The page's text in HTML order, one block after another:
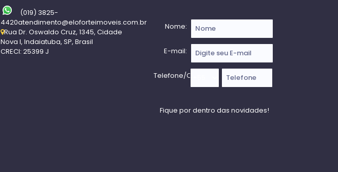
(019) 3825-
4420atendimento@eloforteimoveis.com.br
Rua Dr. Oswaldo Cruz, 1345, Cidade
Nova I, Indaiatuba, SP, Brasil
CRECI: 25399 J
Nome:
E-mail:
Telefone/Celular: